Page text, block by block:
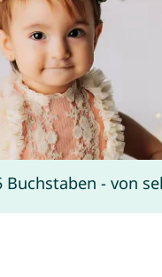
- von